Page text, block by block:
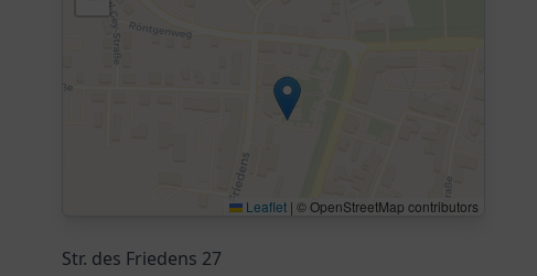
Leaflet | © OpenStreetMap contributors
Str. des Friedens 27